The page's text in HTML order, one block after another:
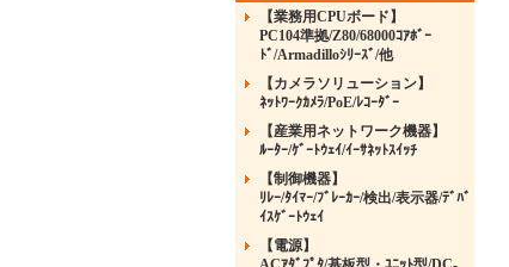
【業務用CPUボード】
PC104準拠/Z80/68000ｺｱﾎﾞｰ
ﾄﾞ/Armadilloｼﾘｰｽﾞ/他
【カメラソリューション】
ﾈｯﾄﾜｰｸｶﾒﾗ/PoE/ﾚｺｰﾀﾞｰ
【産業用ネットワーク機器】
ﾙｰﾀｰ/ｹﾞｰﾄｳｪｲ/ｲｰｻﾈｯﾄｽｲｯﾁ
【制御機器】
ﾘﾚｰ/ﾀｲﾏｰ/ﾌﾞﾚｰｶｰ/検出/表示器/ﾃﾞﾊﾞ
ｲｽｹﾞｰﾄｳｪｲ
【電源】